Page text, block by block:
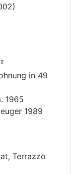
in 49
1965
1989
Terrazzo